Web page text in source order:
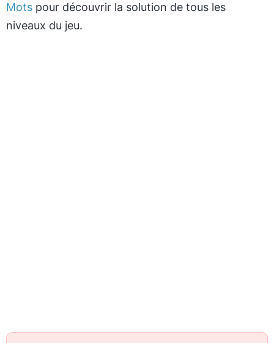
Mots pour découvrir la solution de tous les
niveaux du jeu.